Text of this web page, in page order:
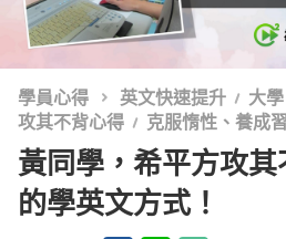
學員心得 英文快速提升
大
攻其不背心得
克服惰性、養成
黃同學，希平方攻
的學英文方式！